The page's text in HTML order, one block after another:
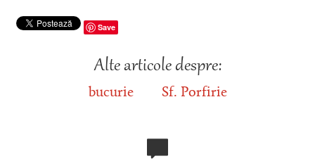
Save
Alte articole despre:
bucurie Sf. Porfirie